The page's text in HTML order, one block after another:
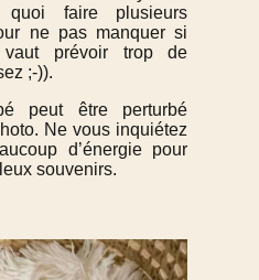
faire plusieurs
ne pas manquer si
vaut prévoir trop de
;-)).
peut être perturbé
Ne vous inquiétez
d’énergie pour
souvenirs.